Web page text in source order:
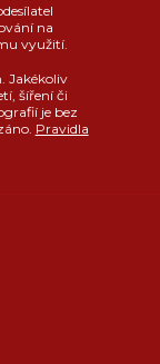
na
využití.
Jakékoliv
šíření či
je bez
Pravidla